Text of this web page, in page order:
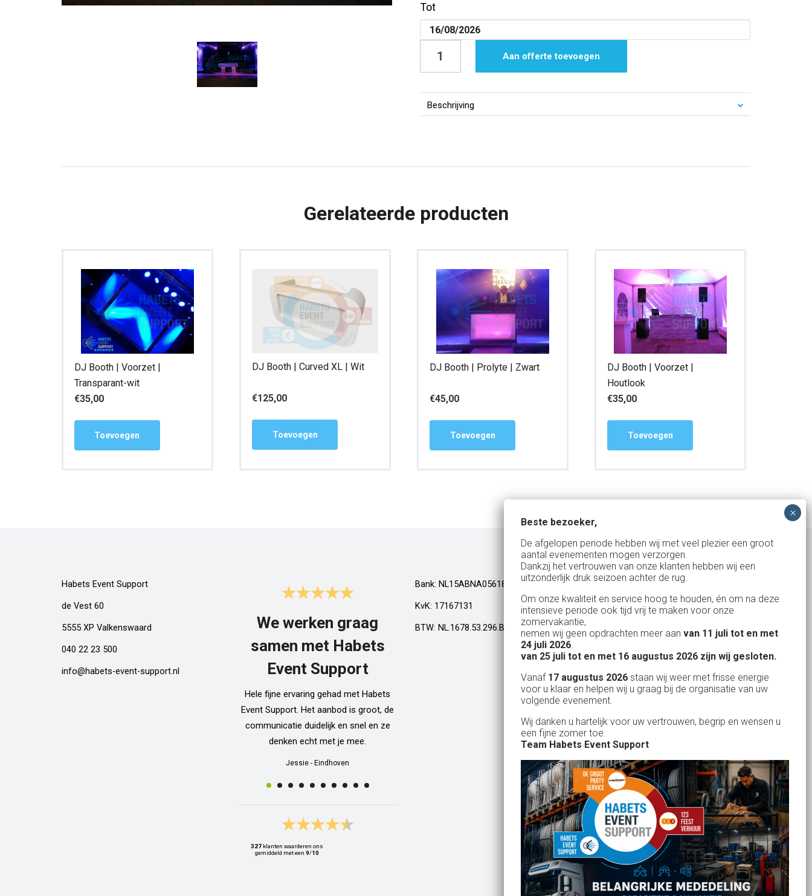
Tot
Chesterfield
cm
Aan offerte toevoegen
Beschrijving
Gerelateerde producten
DJ Booth | Voorzet |
Transparant-wit
€35,00
Toevoegen
DJ Booth | Curved XL | Wit
€125,00
Toevoegen
DJ Booth | Prolyte | Zwart
€45,00
Toevoegen
DJ Booth | Voorzet |
Houtlook
€35,00
Toevoegen
Habets Event Support
de Vest 60
5555 XP Valkenswaard
040 22 23 500
info@habets-event-support.nl
We werken graag
samen met Habets
Event Support
Hele fijne ervaring gehad met Habets
Event Support. Het aanbod is groot, de
communicatie duidelijk en snel en ze
denken echt met je mee.
Jessie - Eindhoven
Top!
Al een aantal jaar huren wij in Geldrop
een kamphuis met vrienden. We huren
dan een bar incl vaten bier en deze
wordt netjes voor ons neergezet. Er zit
doen als je een vat gaat verwisselen.
Alle spullen worden op maandag ook
weer netjes opgehaald ook al zijn wij
dan weer thuis ;) In het warme weekend
van 10 juli waren wij wederom in
Geldrop en we hebben van het begin tot
het eind een heerlijk koud biertje
gedronken! Top installatie !! Ingrid
Hoogvliet Rotterdam
Habets dacht direct mee, toen wij op
zeer korte termijn een feest wilden
geven in onze eigen achtertuin. De
service van Habets sloot ook dit keer
weer naadloos aan op onze eigen
ideeen en inbreng. Materialen werden
keurig volgens afspraak geleverd, alles
tiptop in orde. De presentatie die wij op
het gehuurde 75 inch scherm deelden,
werd door onze gasten zeer
gewaardeerd. Een mooi, helder en groot
beeld. Team Habets, bedankt en tot de
volgende keer weer.
Jolanda Bakker - Waalre
327klanten waarderen ons
gemiddeld met een 9/10
Bank: NL15ABNA0561810710
KvK: 17167131
BTW: NL.1678.53.296.B01
Uw partner in:
Evenementen verhuur
Partyverhuur
Je vindt ons op
Beste bezoeker,
De afgelopen periode hebben wij met veel plezier een groot
aantal evenementen mogen verzorgen.
Dankzij het vertrouwen van onze klanten hebben wij een
uitzonderlijk druk seizoen achter de rug.
Om onze kwaliteit en service hoog te houden, én om na deze
intensieve periode ook tijd vrij te maken voor onze
zomervakantie,
nemen wij geen opdrachten meer aan van 11 juli tot en met
24 juli 2026.
van 25 juli tot en met 16 augustus 2026 zijn wij gesloten.
Vanaf 17 augustus 2026 staan wij weer met frisse energie
voor u klaar en helpen wij u graag bij de organisatie van uw
volgende evenement.
Wij danken u hartelijk voor uw vertrouwen, begrip en wensen u
een fijne zomer toe.
Team Habets Event Support